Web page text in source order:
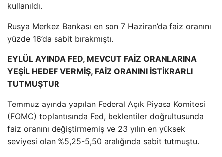
kullanıldı.
Rusya Merkez Bankası en son 7 Haziran’da faiz oranını
yüzde 16’da sabit bırakmıştı.
EYLÜL AYINDA FED, MEVCUT FAİZ ORANLARINA
YEŞİL HEDEF VERMİŞ, FAİZ ORANINI İSTİKRARLI
TUTMUŞTUR
Temmuz ayında yapılan Federal Açık Piyasa Komitesi
(FOMC) toplantısında Fed, beklentiler doğrultusunda
faiz oranını değiştirmemiş ve 23 yılın en yüksek
seviyesi olan %5,25-5,50 aralığında sabit tutmuştu.